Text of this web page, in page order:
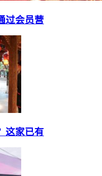
过会员营
这家已有